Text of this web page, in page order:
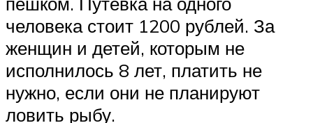
человека стоит 1200 рублей. За
женщин и детей, которым не
исполнилось 8 лет, платить не
нужно, если они не планируют
ловить рыбу.